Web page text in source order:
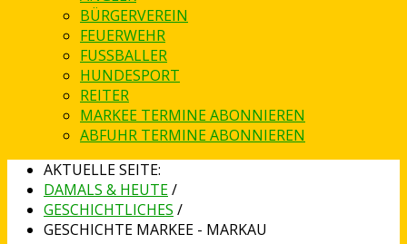
BÜRGERVEREIN
FEUERWEHR
FUSSBALLER
HUNDESPORT
REITER
MARKEE TERMINE ABONNIEREN
ABFUHR TERMINE ABONNIEREN
AKTUELLE SEITE:
DAMALS & HEUTE/
GESCHICHTLICHES /
GESCHICHTE MARKEE - MARKAU